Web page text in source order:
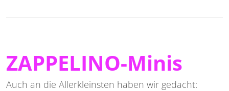
ZAPPELINO-Minis
Auch an die Allerkleinsten haben wir gedacht: